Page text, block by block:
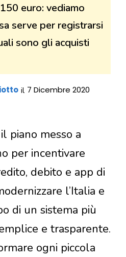
euro: vediamo
serve per registrarsi
sono gli acquisti
il 7 Dicembre 2020
piano messo a
per incentivare
debito e app di
l’Italia e
di un sistema più
e trasparente.
ogni piccola